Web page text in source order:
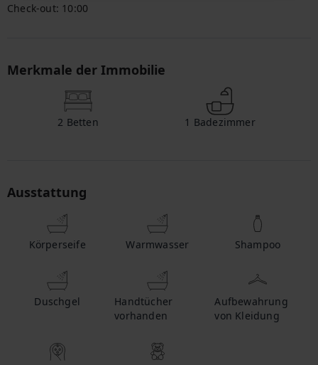
Check-out: 10:00
Merkmale der Immobilie
2 Betten 1 Badezimmer
Ausstattung
Körperseife Warmwasser Shampoo
Duschgel
Handtücher
vorhanden
Aufbewahrung
von Kleidung